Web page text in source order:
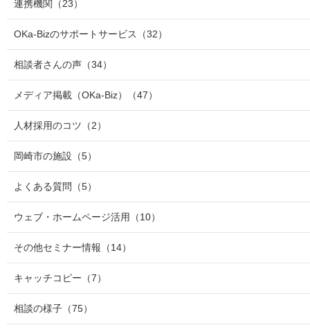
連携機関 （23）
OKa-Bizのサポートサービス （32）
相談者さんの声 （34）
メディア掲載（OKa-Biz） （47）
人材採用のコツ （2）
岡崎市の施設 （5）
よくある質問 （5）
ウェブ・ホームページ活用 （10）
その他セミナー情報 （14）
キャッチコピー （7）
相談の様子 （75）